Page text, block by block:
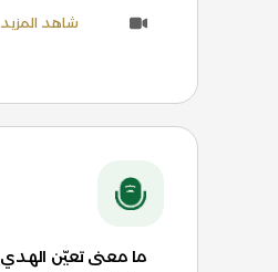
شاهد المزيد
ما معنى تعيّن الهدي